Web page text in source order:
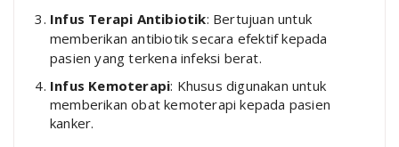
Infus Terapi Antibiotik: Bertujuan untuk
memberikan antibiotik secara efektif kepada
pasien yang terkena infeksi berat.
Infus Kemoterapi: Khusus digunakan untuk
memberikan obat kemoterapi kepada pasien
kanker.